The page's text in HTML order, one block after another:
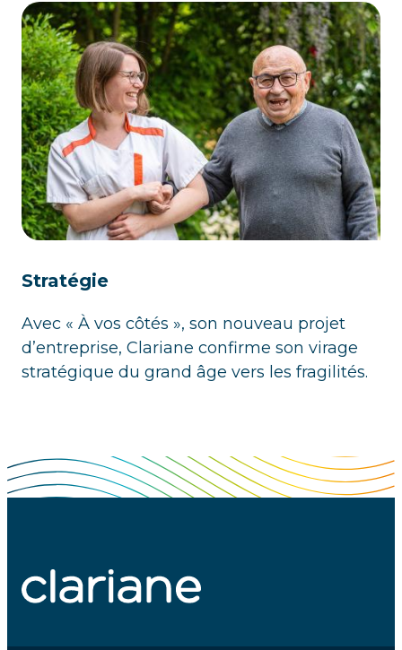
Stratégie
Avec « À vos côtés », son nouveau projet
d’entreprise, Clariane confirme son virage
stratégique du grand âge vers les fragilités.